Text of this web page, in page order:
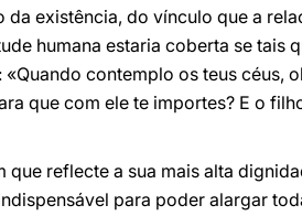
existência, do vínculo que a
humana estaria coberta se tais
contemplo os teus céus,
que com ele te importes? E o
reflecte a sua mais alta
para poder alargar